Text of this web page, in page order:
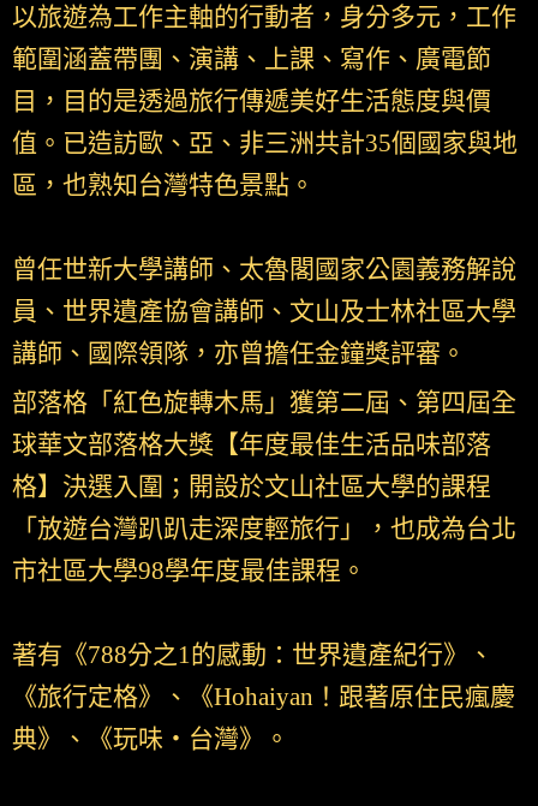
以旅遊為工作主軸的行動者，身分多元，工作
範圍涵蓋帶團、演講、上課、寫作、廣電節
目，目的是透過旅行傳遞美好生活態度與價
值。已造訪歐、亞、非三洲共計35個國家與地
區，也熟知台灣特色景點。
曾任世新大學講師、太魯閣國家公園義務解說
員、世界遺產協會講師、文山及士林社區大學
講師、國際領隊，亦曾擔任金鐘獎評審。
部落格「紅色旋轉木馬」獲第二屆、第四屆全
球華文部落格大獎【年度最佳生活品味部落
格】決選入圍；開設於文山社區大學的課程
「放遊台灣趴趴走深度輕旅行」，也成為台北
市社區大學98學年度最佳課程。
著有《788分之1的感動：世界遺產紀行》、
《旅行定格》、《Hohaiyan！跟著原住民瘋慶
典》、《玩味‧台灣》。